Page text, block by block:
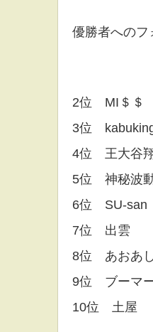
優勝者へのフ
2位 MI＄＄
3位
4位 王大谷
5位 神秘波
6位 SU-san
7位 出雲
8位 あおあし
9位 ブーマ
10位 土屋